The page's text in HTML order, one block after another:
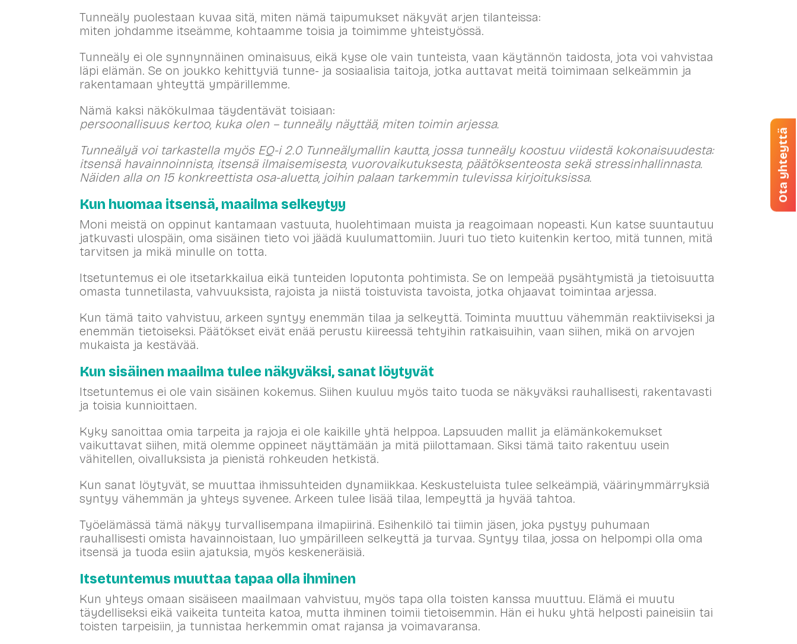
Tunneäly puolestaan kuvaa sitä, miten nämä taipumukset näkyvät arjen tilanteissa:
miten johdamme itseämme, kohtaamme toisia ja toimimme yhteistyössä.
Tunneäly ei ole synnynnäinen ominaisuus, eikä kyse ole vain tunteista, vaan käytännön taidosta, jota voi vahvistaa
läpi elämän. Se on joukko kehittyviä tunne- ja sosiaalisia taitoja, jotka auttavat meitä toimimaan selkeämmin ja
rakentamaan yhteyttä ympärillemme.
Nämä kaksi näkökulmaa täydentävät toisiaan:
persoonallisuus kertoo, kuka olen – tunneäly näyttää, miten toimin arjessa.
Tunneälyä voi tarkastella myös EQ-i 2.0 Tunneälymallin kautta, jossa tunneäly koostuu viidestä kokonaisuudesta:
itsensä havainnoinnista, itsensä ilmaisemisesta, vuorovaikutuksesta, päätöksenteosta sekä stressinhallinnasta.
Näiden alla on 15 konkreettista osa-aluetta, joihin palaan tarkemmin tulevissa kirjoituksissa.
Kun huomaa itsensä, maailma selkeytyy
Moni meistä on oppinut kantamaan vastuuta, huolehtimaan muista ja reagoimaan nopeasti. Kun katse suuntautuu
jatkuvasti ulospäin, oma sisäinen tieto voi jäädä kuulumattomiin. Juuri tuo tieto kuitenkin kertoo, mitä tunnen, mitä
tarvitsen ja mikä minulle on totta.
Itsetuntemus ei ole itsetarkkailua eikä tunteiden loputonta pohtimista. Se on lempeää pysähtymistä ja tietoisuutta
omasta tunnetilasta, vahvuuksista, rajoista ja niistä toistuvista tavoista, jotka ohjaavat toimintaa arjessa.
Kun tämä taito vahvistuu, arkeen syntyy enemmän tilaa ja selkeyttä. Toiminta muuttuu vähemmän reaktiiviseksi ja
enemmän tietoiseksi. Päätökset eivät enää perustu kiireessä tehtyihin ratkaisuihin, vaan siihen, mikä on arvojen
mukaista ja kestävää.
Kun sisäinen maailma tulee näkyväksi, sanat löytyvät
Itsetuntemus ei ole vain sisäinen kokemus. Siihen kuuluu myös taito tuoda se näkyväksi rauhallisesti, rakentavasti
ja toisia kunnioittaen.
Kyky sanoittaa omia tarpeita ja rajoja ei ole kaikille yhtä helppoa. Lapsuuden mallit ja elämänkokemukset
vaikuttavat siihen, mitä olemme oppineet näyttämään ja mitä piilottamaan. Siksi tämä taito rakentuu usein
vähitellen, oivalluksista ja pienistä rohkeuden hetkistä.
Kun sanat löytyvät, se muuttaa ihmissuhteiden dynamiikkaa. Keskusteluista tulee selkeämpiä, väärinymmärryksiä
syntyy vähemmän ja yhteys syvenee. Arkeen tulee lisää tilaa, lempeyttä ja hyvää tahtoa.
Työelämässä tämä näkyy turvallisempana ilmapiirinä. Esihenkilö tai tiimin jäsen, joka pystyy puhumaan
rauhallisesti omista havainnoistaan, luo ympärilleen selkeyttä ja turvaa. Syntyy tilaa, jossa on helpompi olla oma
itsensä ja tuoda esiin ajatuksia, myös keskeneräisiä.
Itsetuntemus muuttaa tapaa olla ihminen
Kun yhteys omaan sisäiseen maailmaan vahvistuu, myös tapa olla toisten kanssa muuttuu. Elämä ei muutu
täydelliseksi eikä vaikeita tunteita katoa, mutta ihminen toimii tietoisemmin. Hän ei huku yhtä helposti paineisiin tai
toisten tarpeisiin, ja tunnistaa herkemmin omat rajansa ja voimavaransa.
Ota yhteyttä